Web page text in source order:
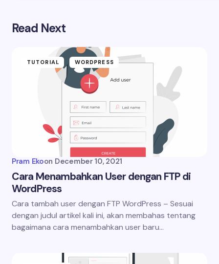
Read Next
TUTORIAL WORDPRESS
Pram Ekoon December 10, 2021
Cara Menambahkan User dengan FTP di
WordPress
Cara tambah user dengan FTP WordPress – Sesuai
dengan judul artikel kali ini, akan membahas tentang
bagaimana cara menambahkan user baru…